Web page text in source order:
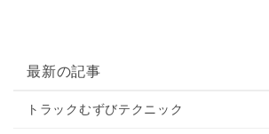
最新の記事
トラックむずびテクニック